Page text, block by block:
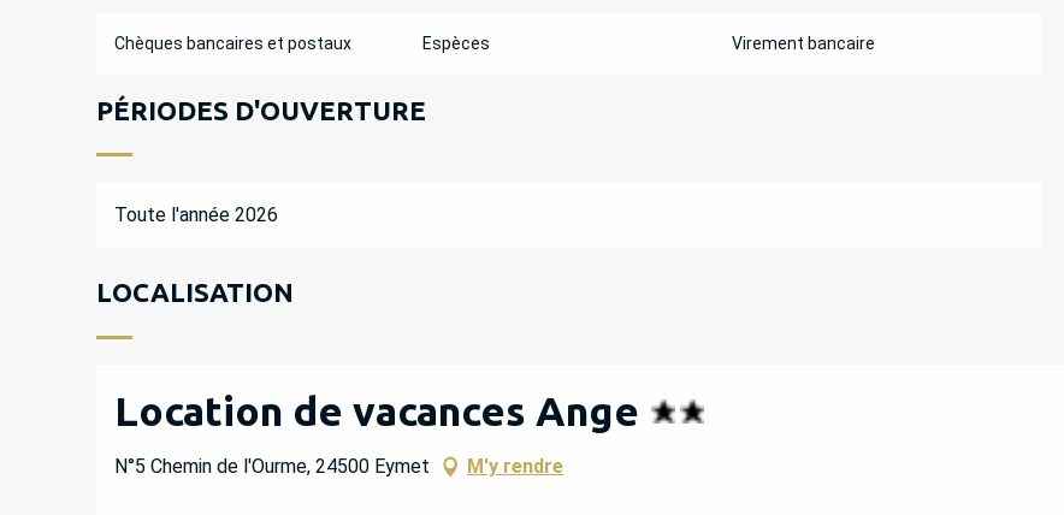
Chèques bancaires et postaux Espèces Virement bancaire
PÉRIODES D'OUVERTURE
Toute l'année 2026
LOCALISATION
Location de vacances Ange
N°5 Chemin de l'Ourme, 24500 Eymet M'y rendre